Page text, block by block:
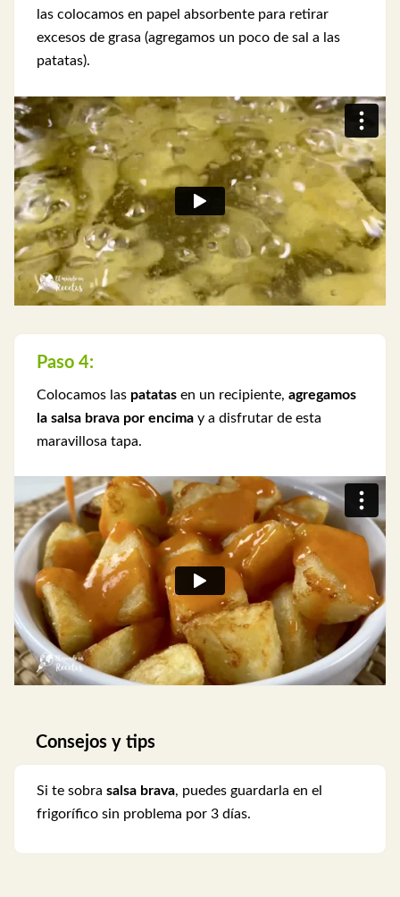
las colocamos en papel absorbente para retirar
excesos de grasa (agregamos un poco de sal a las
patatas).
Paso 4:
Colocamos las patatas en un recipiente, agregamos
la salsa brava por encima y a disfrutar de esta
maravillosa tapa.
Consejos y tips
Si te sobra salsa brava, puedes guardarla en el
frigorífico sin problema por 3 días.